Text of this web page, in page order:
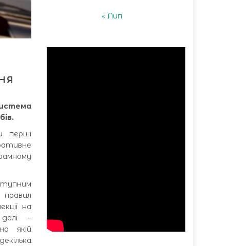
перші
на
–
якій
« Лип